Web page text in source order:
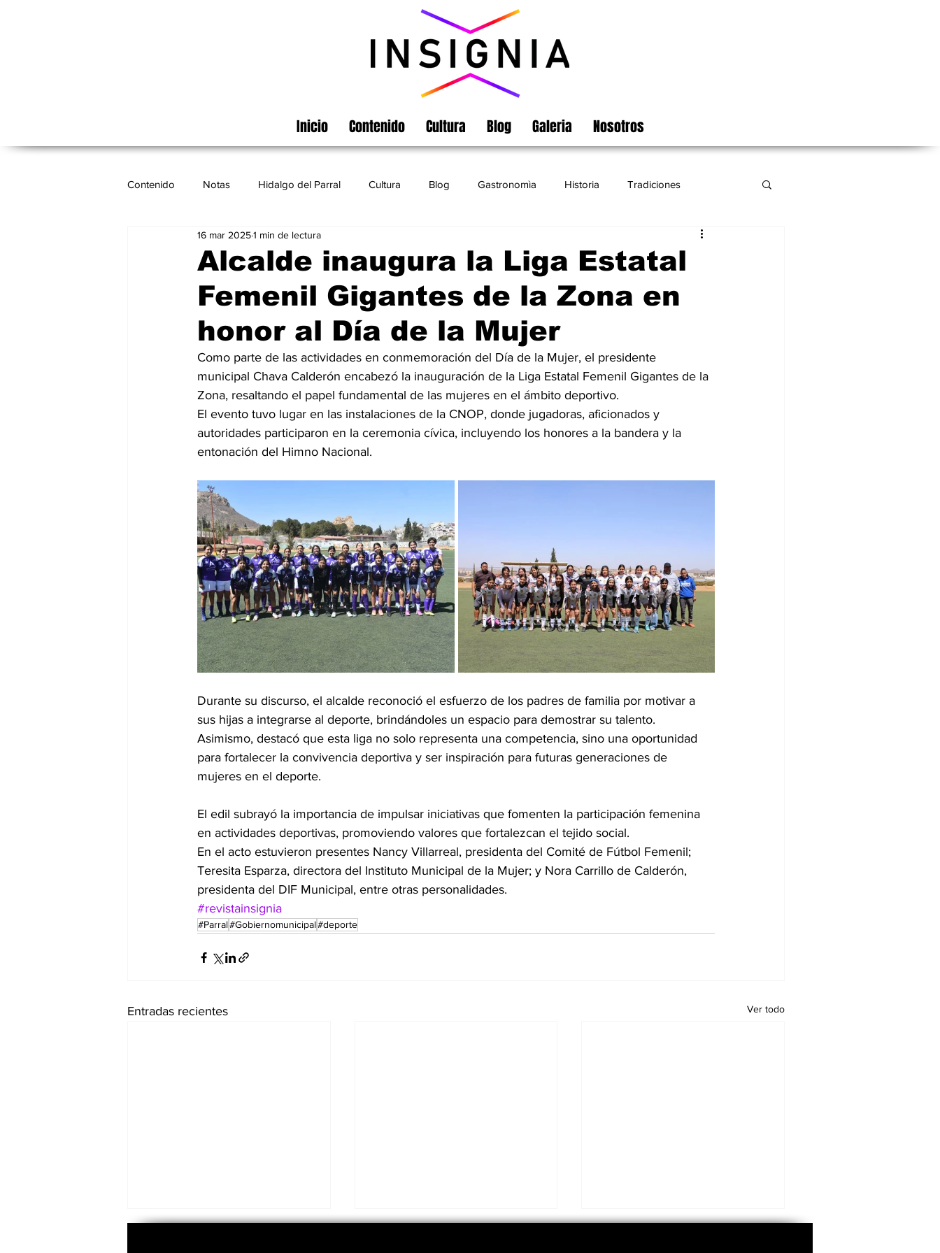
Inicio Contenido Cultura Blog Galeria Nosotros
Contenido Notas Hidalgo del Parral Cultura Blog Gastronomìa Historia Tradiciones
Cinematografía México Turismo
Alcalde inaugura la Liga Estatal
Femenil Gigantes de la Zona en
honor al Día de la Mujer
16 mar 20251 min de lectura
Como parte de las actividades en conmemoración del Día de la Mujer, el presidente
municipal Chava Calderón encabezó la inauguración de la Liga Estatal Femenil Gigantes de la
Zona, resaltando el papel fundamental de las mujeres en el ámbito deportivo.
El evento tuvo lugar en las instalaciones de la CNOP, donde jugadoras, aficionados y
autoridades participaron en la ceremonia cívica, incluyendo los honores a la bandera y la
entonación del Himno Nacional.
Durante su discurso, el alcalde reconoció el esfuerzo de los padres de familia por motivar a
sus hijas a integrarse al deporte, brindándoles un espacio para demostrar su talento.
Asimismo, destacó que esta liga no solo representa una competencia, sino una oportunidad
para fortalecer la convivencia deportiva y ser inspiración para futuras generaciones de
mujeres en el deporte.
El edil subrayó la importancia de impulsar iniciativas que fomenten la participación femenina
en actividades deportivas, promoviendo valores que fortalezcan el tejido social.
En el acto estuvieron presentes Nancy Villarreal, presidenta del Comité de Fútbol Femenil;
Teresita Esparza, directora del Instituto Municipal de la Mujer; y Nora Carrillo de Calderón,
presidenta del DIF Municipal, entre otras personalidades.
#revistainsignia
#Parral#Gobiernomunicipal#deporte
Entradas recientes Ver todo